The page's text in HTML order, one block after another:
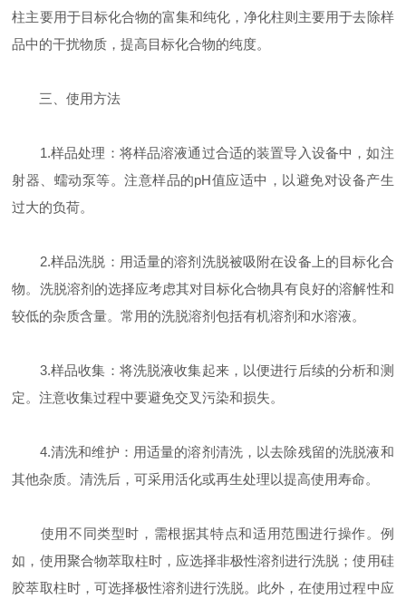
柱主要用于目标化合物的富集和纯化，净化柱则主要用于去除样
品中的干扰物质，提高目标化合物的纯度。
三、使用方法
1.样品处理：将样品溶液通过合适的装置导入设备中，如注
射器、蠕动泵等。注意样品的pH值应适中，以避免对设备产生
过大的负荷。
2.样品洗脱：用适量的溶剂洗脱被吸附在设备上的目标化合
物。洗脱溶剂的选择应考虑其对目标化合物具有良好的溶解性和
较低的杂质含量。常用的洗脱溶剂包括有机溶剂和水溶液。
3.样品收集：将洗脱液收集起来，以便进行后续的分析和测
定。注意收集过程中要避免交叉污染和损失。
4.清洗和维护：用适量的溶剂清洗，以去除残留的洗脱液和
其他杂质。清洗后，可采用活化或再生处理以提高使用寿命。
使用不同类型时，需根据其特点和适用范围进行操作。例
如，使用聚合物萃取柱时，应选择非极性溶剂进行洗脱；使用硅
胶萃取柱时，可选择极性溶剂进行洗脱。此外，在使用过程中应